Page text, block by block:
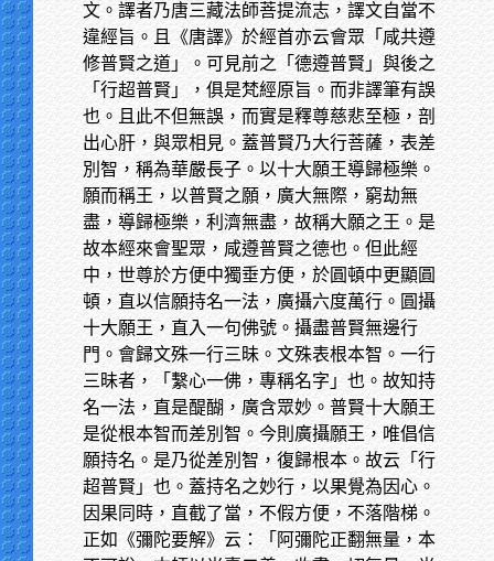
文。譯者乃唐三藏法師菩提流志，譯文自當不
違經旨。且《唐譯》於經首亦云會眾「咸共遵
修普賢之道」。可見前之「德遵普賢」與後之
「行超普賢」，俱是梵經原旨。而非譯筆有誤
也。且此不但無誤，而實是釋尊慈悲至極，剖
出心肝，與眾相見。蓋普賢乃大行菩薩，表差
別智，稱為華嚴長子。以十大願王導歸極樂。
願而稱王，以普賢之願，廣大無際，窮劫無
盡，導歸極樂，利濟無盡，故稱大願之王。是
故本經來會聖眾，咸遵普賢之德也。但此經
中，世尊於方便中獨垂方便，於圓頓中更顯圓
頓，直以信願持名一法，廣攝六度萬行。圓攝
十大願王，直入一句佛號。攝盡普賢無邊行
門。會歸文殊一行三昧。文殊表根本智。一行
三昧者，「繫心一佛，專稱名字」也。故知持
名一法，直是醍醐，廣含眾妙。普賢十大願王
是從根本智而差別智。今則廣攝願王，唯倡信
願持名。是乃從差別智，復歸根本。故云「行
超普賢」也。蓋持名之妙行，以果覺為因心。
因果同時，直截了當，不假方便，不落階梯。
正如《彌陀要解》云：「阿彌陀正翻無量，本